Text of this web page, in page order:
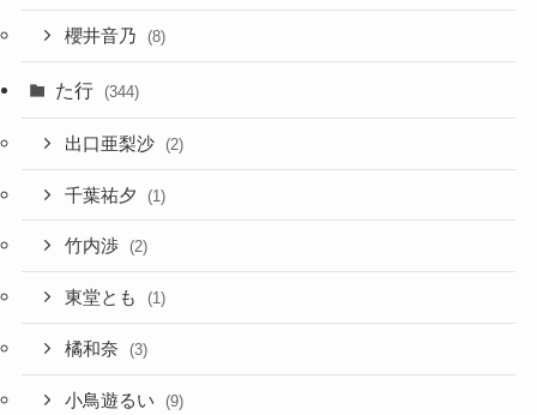
櫻井音乃 (8)
た行 (344)
出口亜梨沙 (2)
千葉祐夕 (1)
竹内渉 (2)
東堂とも (1)
橘和奈 (3)
小鳥遊るい (9)